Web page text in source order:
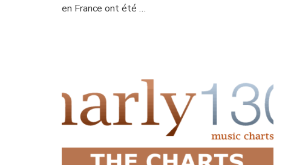
en France ont été …